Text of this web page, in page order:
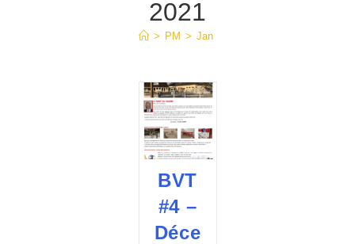
2021
> PM > Jan
BVT
#4 –
Déce